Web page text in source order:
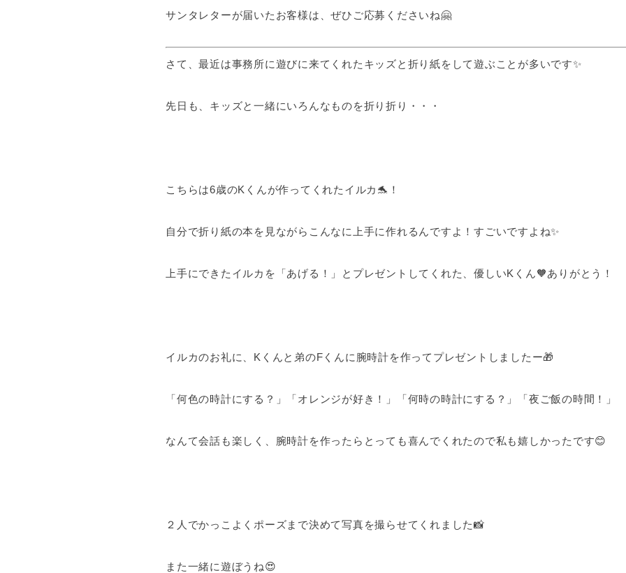
サンタレターが届いたお客様は、ぜひご応募くださいね🤗
さて、最近は事務所に遊びに来てくれたキッズと折り紙をして遊ぶことが多いです✨
先日も、キッズと一緒にいろんなものを折り折り・・・
こちらは6歳のKくんが作ってくれたイルカ🐬！
自分で折り紙の本を見ながらこんなに上手に作れるんですよ！すごいですよね✨
上手にできたイルカを「あげる！」とプレゼントしてくれた、優しいKくん🧡ありがとう！
イルカのお礼に、Kくんと弟のFくんに腕時計を作ってプレゼントしましたー🎁
「何色の時計にする？」「オレンジが好き！」「何時の時計にする？」「夜ご飯の時間！」
なんて会話も楽しく、腕時計を作ったらとっても喜んでくれたので私も嬉しかったです😊
２人でかっこよくポーズまで決めて写真を撮らせてくれました📸
また一緒に遊ぼうね😍